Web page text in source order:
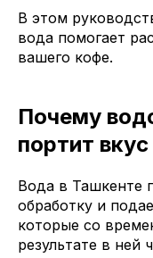
В этом
вода помогает
вашего кофе.
Почему
портит
Вода в Ташкенте
обработку и
которые со
результате в ней